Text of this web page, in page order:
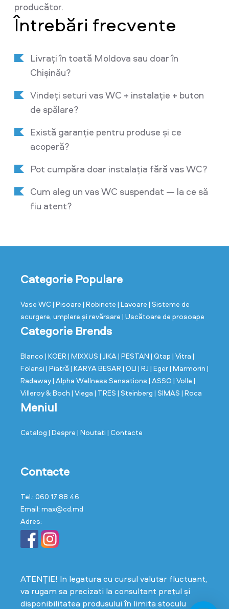
producător.
Întrebări frecvente
Livrați în toată Moldova sau doar în
Chișinău?
Vindeți seturi vas WC + instalație + buton
de spălare?
Există garanție pentru produse și ce
acoperă?
Pot cumpăra doar instalația fără vas WC?
Cum aleg un vas WC suspendat — la ce să
fiu atent?
Categorie Populare
Vase WC| Pisoare | Robinete | Lavoare | Sisteme de
scurgere, umplere și revărsare | Uscătoare de prosoape
Categorie Brends
Blanco | KOER | MIXXUS | JIKA| PESTAN | Qtap | Vitra |
Folansi | Piatră | KARYA BESAR | OLI | RJ | Eger| Marmorin |
Radaway| Alpha Wellness Sensations | ASSO | Volle |
Villeroy & Boch | Viega | TRES | Steinberg | SIMAS | Roca
Meniul
Catalog | Despre | Noutati | Contacte
Contacte
Tel.: 060 17 88 46
Email: max@cd.md
Adres:
ATENȚIE! In legatura cu cursul valutar fluctuant,
va rugam sa precizati la consultant prețul și
disponibilitatea produsului în limita stoculu